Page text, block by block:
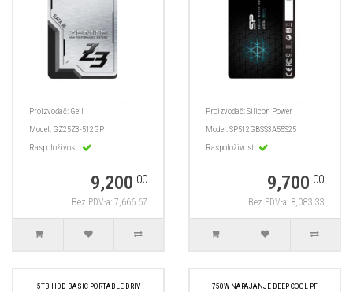
Proizvođač: Geil
Model: GZ25Z3-512GP
Raspoloživost:
9,200.00
Bez PDV-a: 7,666.67
Proizvođač:Silicon Power
Model:SP512GBSS3A55S25
Raspoloživost:
9,700.00
Bez PDV-a: 8,083.33
5TB HDD BASIC PORTABLE DRIV 750W NAPAJANJE DEEP COOL PF